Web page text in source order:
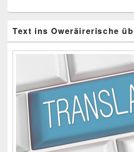
Text ins Oweräirerische